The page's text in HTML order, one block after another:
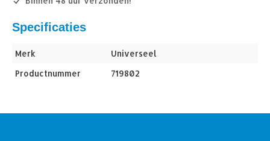
Specificaties
Merk
Universeel
Productnummer
719802